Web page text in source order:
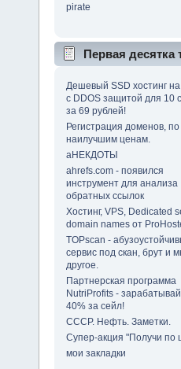
pirate
Первая десятка
Дешевый SSD хостинг
с DDOS защитой для 10
за 69 рублей!
Регистрация доменов, по
наилучшим ценам.
аНЕКДОТЫ
ahrefs.com - появился
инструмент для анализа
обратных ссылок
Хостинг, VPS, Dedicated
domain names от
TOPscan -
сервис под скан, брут и
другое.
Партнерская программа
NutriProfits -
40% за сейл!
СССР. Нефть. Заметки.
Супер-акция "Получи по
мои закладки